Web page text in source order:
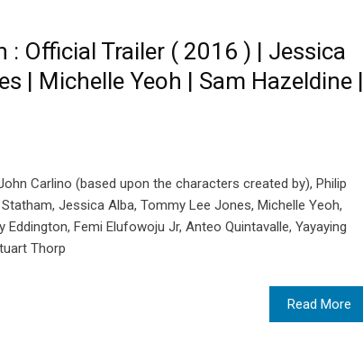
: Official Trailer ( 2016 ) | Jessica
| Michelle Yeoh | Sam Hazeldine |
Carlino (based upon the characters created by), Philip
Jessica Alba, Tommy Lee Jones, Michelle Yeoh,
Femi Elufowoju Jr, Anteo Quintavalle, Yayaying
Thorp
Read More